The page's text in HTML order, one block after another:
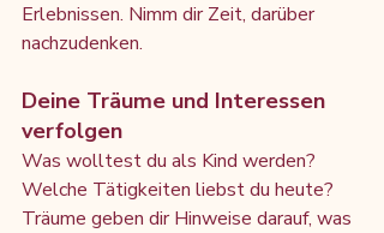
Erlebnissen. Nimm dir Zeit, darüber
nachzudenken.
Deine Träume und Interessen
verfolgen
Was wolltest du als Kind werden?
Welche Tätigkeiten liebst du heute?
Träume geben dir Hinweise darauf, was